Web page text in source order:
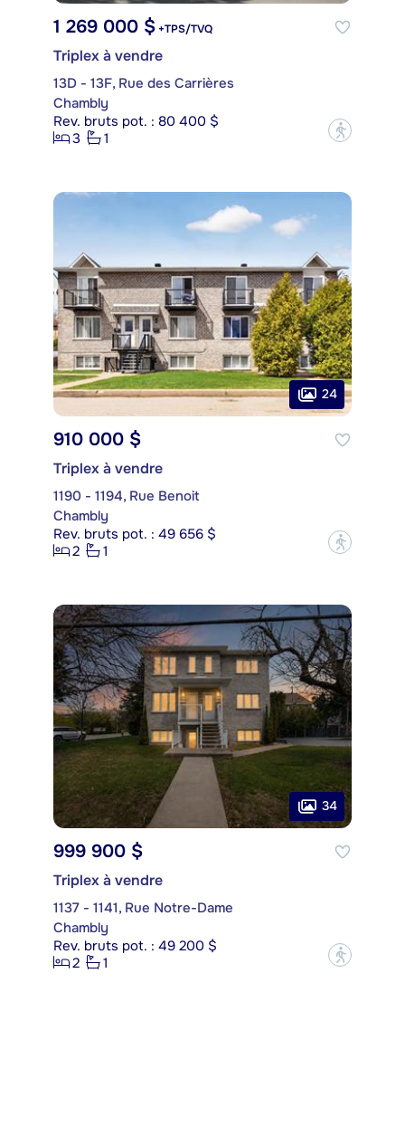
1 269 000 $ +TPS/TVQ
Triplex à vendre
13D - 13F, Rue des Carrières
Chambly
Rev. bruts pot. : 80 400 $
3
1 ?
24
910 000 $
Triplex à vendre
1190 - 1194, Rue Benoit
Chambly
Rev. bruts pot. : 49 656 $
2
1 ?
34
999 900 $
Triplex à vendre
1137 - 1141, Rue Notre-Dame
Chambly
Rev. bruts pot. : 49 200 $
2
1 ?